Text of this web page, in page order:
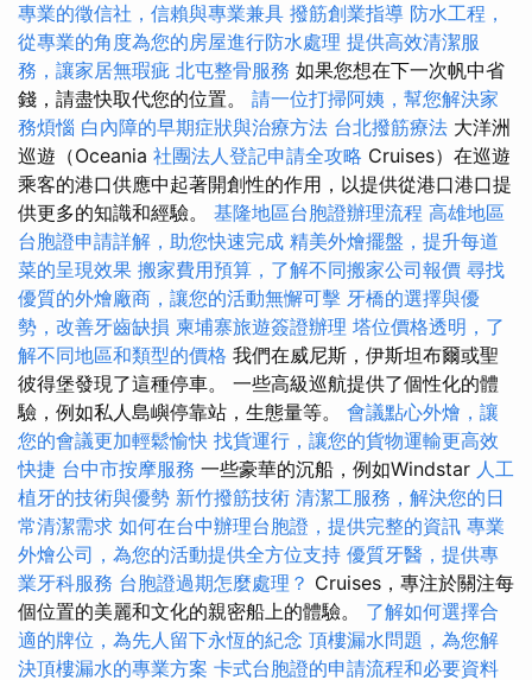
專業的徵信社，信賴與專業兼具 撥筋創業指導 防水工程，
從專業的角度為您的房屋進行防水處理 提供高效清潔服
務，讓家居無瑕疵 北屯整骨服務 如果您想在下一次帆中省
錢，請盡快取代您的位置。 請一位打掃阿姨，幫您解決家
務煩惱 白內障的早期症狀與治療方法 台北撥筋療法 大洋洲
巡遊（Oceania 社團法人登記申請全攻略 Cruises）在巡遊
乘客的港口供應中起著開創性的作用，以提供從港口港口提
供更多的知識和經驗。 基隆地區台胞證辦理流程 高雄地區
台胞證申請詳解，助您快速完成 精美外燴擺盤，提升每道
菜的呈現效果 搬家費用預算，了解不同搬家公司報價 尋找
優質的外燴廠商，讓您的活動無懈可擊 牙橋的選擇與優
勢，改善牙齒缺損 柬埔寨旅遊簽證辦理 塔位價格透明，了
解不同地區和類型的價格 我們在威尼斯，伊斯坦布爾或聖
彼得堡發現了這種停車。 一些高級巡航提供了個性化的體
驗，例如私人島嶼停靠站，生態量等。 會議點心外燴，讓
您的會議更加輕鬆愉快 找貨運行，讓您的貨物運輸更高效
快捷 台中市按摩服務 一些豪華的沉船，例如Windstar 人工
植牙的技術與優勢 新竹撥筋技術 清潔工服務，解決您的日
常清潔需求 如何在台中辦理台胞證，提供完整的資訊 專業
外燴公司，為您的活動提供全方位支持 優質牙醫，提供專
業牙科服務 台胞證過期怎麼處理？ Cruises，專注於關注每
個位置的美麗和文化的親密船上的體驗。 了解如何選擇合
適的牌位，為先人留下永恆的紀念 頂樓漏水問題，為您解
決頂樓漏水的專業方案 卡式台胞證的申請流程和必要資料